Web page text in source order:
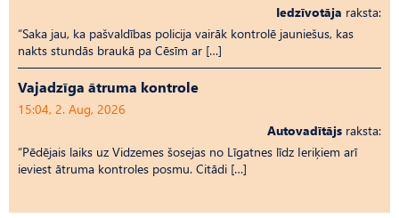
Iedzīvotāja raksta:
“Saka jau, ka pašvaldības policija vairāk kontrolē jauniešus, kas
nakts stundās braukā pa Cēsīm ar […]
Vajadzīga ātruma kontrole
15:04, 2. Aug, 2026
Autovadītājs raksta:
“Pēdējais laiks uz Vid­ze­mes šosejas no Līgatnes līdz Ieriķiem arī
ieviest ātruma kontroles posmu. Citādi […]